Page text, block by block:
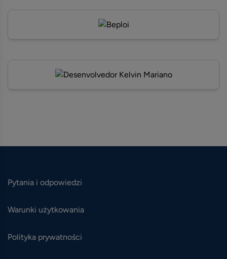
Pytania i odpowiedzi
Warunki użytkowania
Polityka prywatności